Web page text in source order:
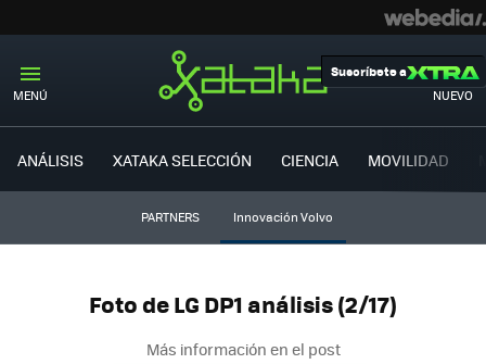
MENÚ NUEVO
Suscríbete a
ANÁLISIS XATAKA SELECCIÓN CIENCIA MOVILIDAD
PARTNERS Innovación Volvo
Foto de LG DP1 análisis (2/17)
Más información en el post